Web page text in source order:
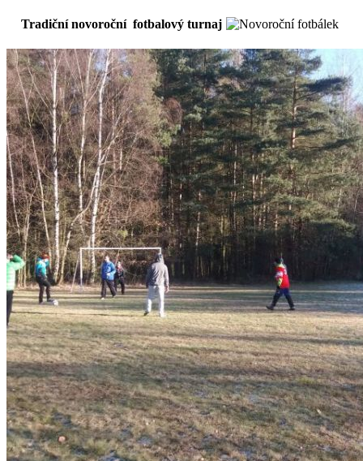
Tradiční novoroční fotbalový turnaj